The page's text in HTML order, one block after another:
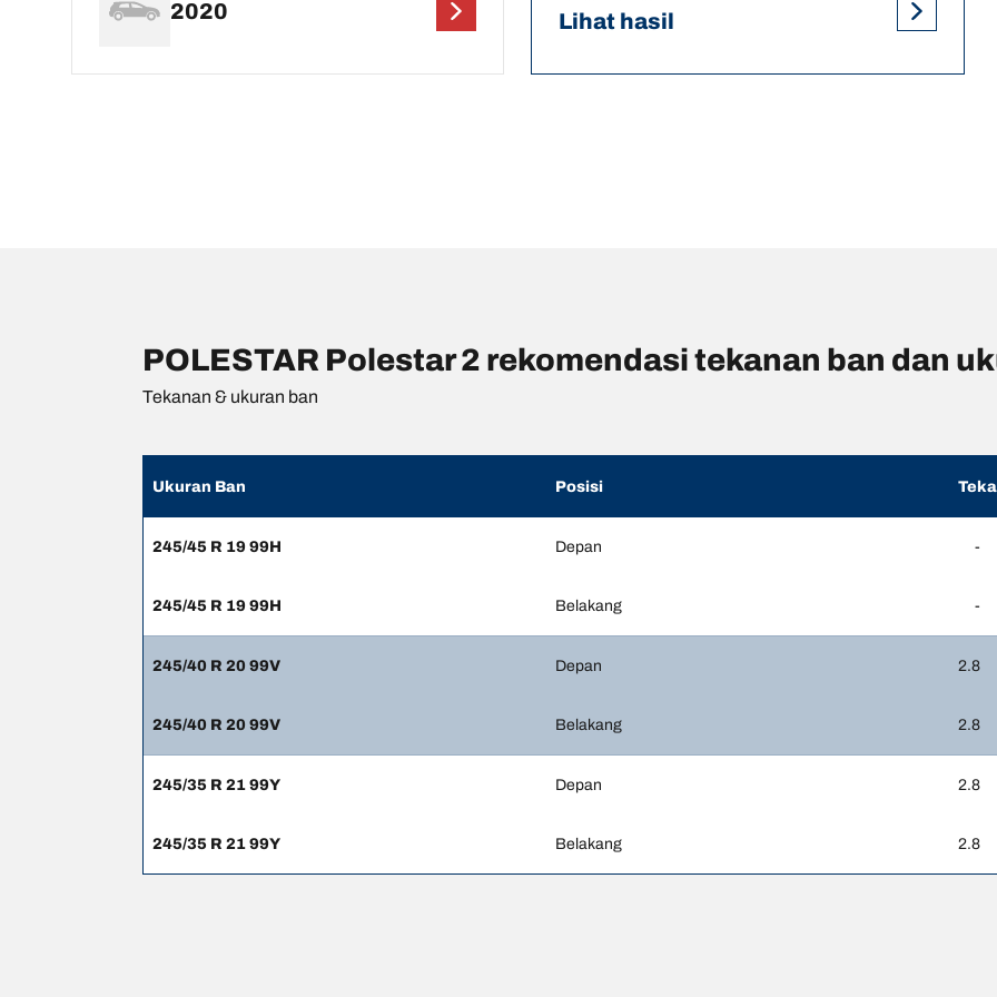
2020 Lihat hasil
POLESTAR Polestar 2 rekomendasi tekanan ban dan
Tekanan & ukuran ban
Ukuran Ban Posisi
245/45 R 19 99H Depan -
245/45 R 19 99H Belakang -
245/40 R 20 99V Depan 2.8
245/40 R 20 99V Belakang 2.8
245/35 R 21 99Y Depan 2.8
245/35 R 21 99Y Belakang 2.8